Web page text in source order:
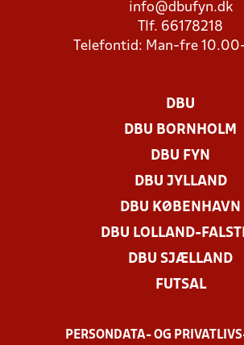
info@dbufyn.dk
Tlf. 66178218
Telefontid: Man-fre
DBU
DBU BORNHOLM
DBU FYN
DBU JYLLAND
DBU KØBENHAVN
DBU LOLLAND-
DBU SJÆLLAND
FUTSAL
PERSONDATA- OG